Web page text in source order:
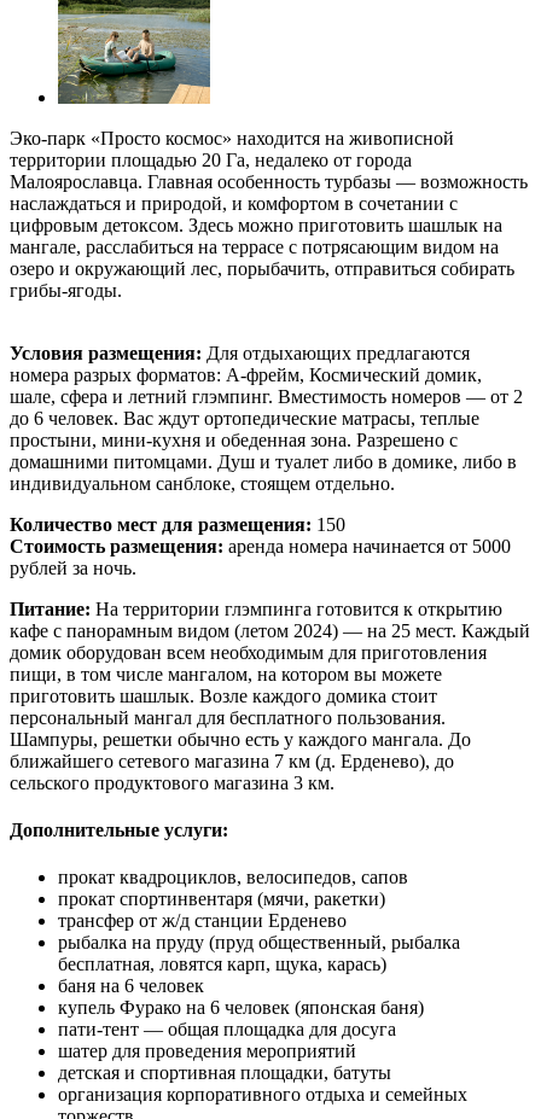
Эко-парк «Просто космос» находится на живописной
территории площадью 20 Га, недалеко от города
Малоярославца. Главная особенность турбазы — возможность
наслаждаться и природой, и комфортом в сочетании с
цифровым детоксом. Здесь можно приготовить шашлык на
мангале, расслабиться на террасе с потрясающим видом на
озеро и окружающий лес, порыбачить, отправиться собирать
грибы-ягоды.
Условия размещения: Для отдыхающих предлагаются
номера разрых форматов: А-фрейм, Космический домик,
шале, сфера и летний глэмпинг. Вместимость номеров — от 2
до 6 человек. Вас ждут ортопедические матрасы, теплые
простыни, мини-кухня и обеденная зона. Разрешено с
домашними питомцами. Душ и туалет либо в домике, либо в
индивидуальном санблоке, стоящем отдельно.
Количество мест для размещения: 150
Стоимость размещения: аренда номера начинается от 5000
рублей за ночь.
Питание: На территории глэмпинга готовится к открытию
кафе с панорамным видом (летом 2024) — на 25 мест. Каждый
домик оборудован всем необходимым для приготовления
пищи, в том числе мангалом, на котором вы можете
приготовить шашлык. Возле каждого домика стоит
персональный мангал для бесплатного пользования.
Шампуры, решетки обычно есть у каждого мангала. До
ближайшего сетевого магазина 7 км (д. Ерденево), до
сельского продуктового магазина 3 км.
Дополнительные услуги:
прокат квадроциклов, велосипедов, сапов
прокат спортинвентаря (мячи, ракетки)
трансфер от ж/д станции Ерденево
рыбалка на пруду (пруд общественный, рыбалка
бесплатная, ловятся карп, щука, карась)
баня на 6 человек
купель Фурако на 6 человек (японская баня)
пати-тент — общая площадка для досуга
шатер для проведения мероприятий
детская и спортивная площадки, батуты
организация корпоративного отдыха и семейных